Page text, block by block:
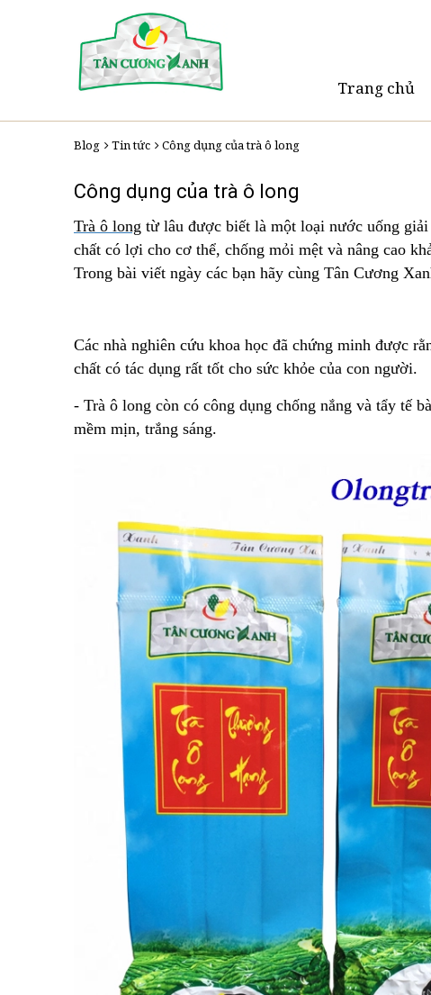
Trang chủ
Blog Tin tức Công dụng của trà ô long
Công dụng của trà ô long
Trà ô long từ lâu được biết là một loại nước uống
chất có lợi cho cơ thể, chống mỏi mệt và nâng cao
Trong bài viết ngày các bạn hãy cùng Tân Cương
Các nhà nghiên cứu khoa học đã chứng minh được
chất có tác dụng rất tốt cho sức khỏe của con người.
- Trà ô long còn có công dụng chống nắng và tẩy tế
mềm mịn, trắng sáng.